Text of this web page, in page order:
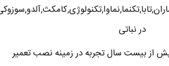
در نباتی
از بیست سال تجربه در زمینه نصب تعمیر